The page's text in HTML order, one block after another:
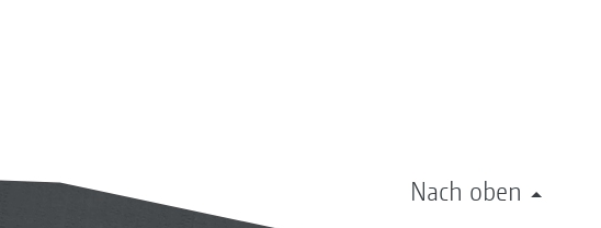
Nach oben